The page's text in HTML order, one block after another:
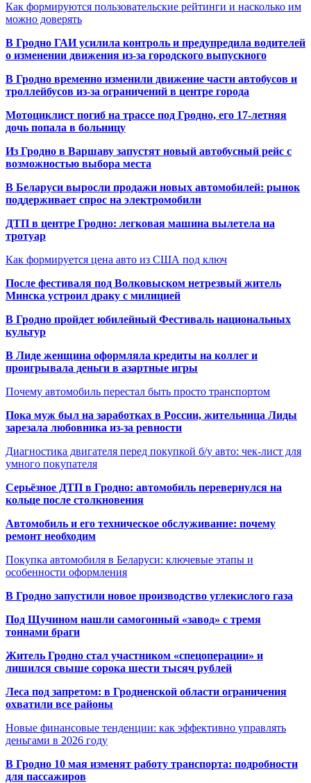
Как формируются пользовательские рейтинги и насколько им
можно доверять
В Гродно ГАИ усилила контроль и предупредила водителей
о изменении движения из-за городского выпускного
В Гродно временно изменили движение части автобусов и
троллейбусов из-за ограничений в центре города
Мотоциклист погиб на трассе под Гродно, его 17-летняя
дочь попала в больницу
Из Гродно в Варшаву запустят новый автобусный рейс с
возможностью выбора места
В Беларуси выросли продажи новых автомобилей: рынок
поддерживает спрос на электромобили
ДТП в центре Гродно: легковая машина вылетела на
тротуар
Как формируется цена авто из США под ключ
После фестиваля под Волковыском нетрезвый житель
Минска устроил драку с милицией
В Гродно пройдет юбилейный Фестиваль национальных
культур
В Лиде женщина оформляла кредиты на коллег и
проигрывала деньги в азартные игры
Почему автомобиль перестал быть просто транспортом
Пока муж был на заработках в России, жительница Лиды
зарезала любовника из-за ревности
Диагностика двигателя перед покупкой б/у авто: чек-лист для
умного покупателя
Серьёзное ДТП в Гродно: автомобиль перевернулся на
кольце после столкновения
Автомобиль и его техническое обслуживание: почему
ремонт необходим
Покупка автомобиля в Беларуси: ключевые этапы и
особенности оформления
В Гродно запустили новое производство углекислого газа
Под Щучином нашли самогонный «завод» с тремя
тоннами браги
Житель Гродно стал участником «спецоперации» и
лишился свыше сорока шести тысяч рублей
Леса под запретом: в Гродненской области ограничения
охватили все районы
Новые финансовые тенденции: как эффективно управлять
деньгами в 2026 году
В Гродно 10 мая изменят работу транспорта: подробности
для пассажиров